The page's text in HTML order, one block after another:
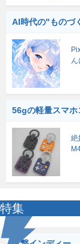
AI時代の"ものづ
ん
56gの軽量スマホ
絶
特集